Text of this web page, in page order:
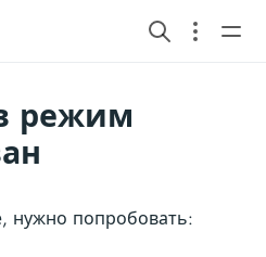
режим
нужно попробовать: